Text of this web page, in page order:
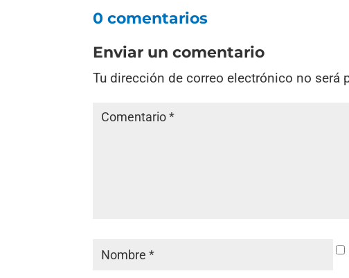
0 comentarios
Enviar un comentario
Tu dirección de correo electrónico no será